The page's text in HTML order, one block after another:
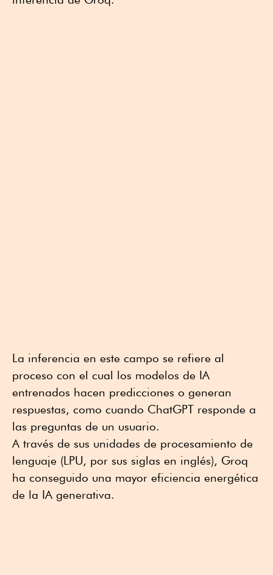
La inferencia en este campo se refiere al
proceso con el cual los modelos de IA
entrenados hacen predicciones o generan
respuestas, como cuando ChatGPT responde a
las preguntas de un usuario.
A través de sus unidades de procesamiento de
lenguaje (LPU, por sus siglas en inglés), Groq
ha conseguido una mayor eficiencia energética
de la IA generativa.